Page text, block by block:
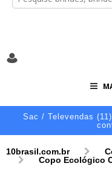
Sac / Televendas
10brasil.com.br
Copo Ecológico